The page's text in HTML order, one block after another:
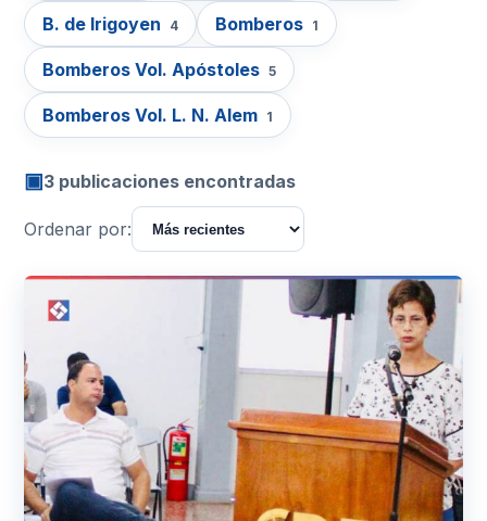
B. de Irigoyen 4 Bomberos 1
Bomberos Vol. Apóstoles 5
Bomberos Vol. L. N. Alem 1
▣3 publicaciones encontradas
Ordenar por: